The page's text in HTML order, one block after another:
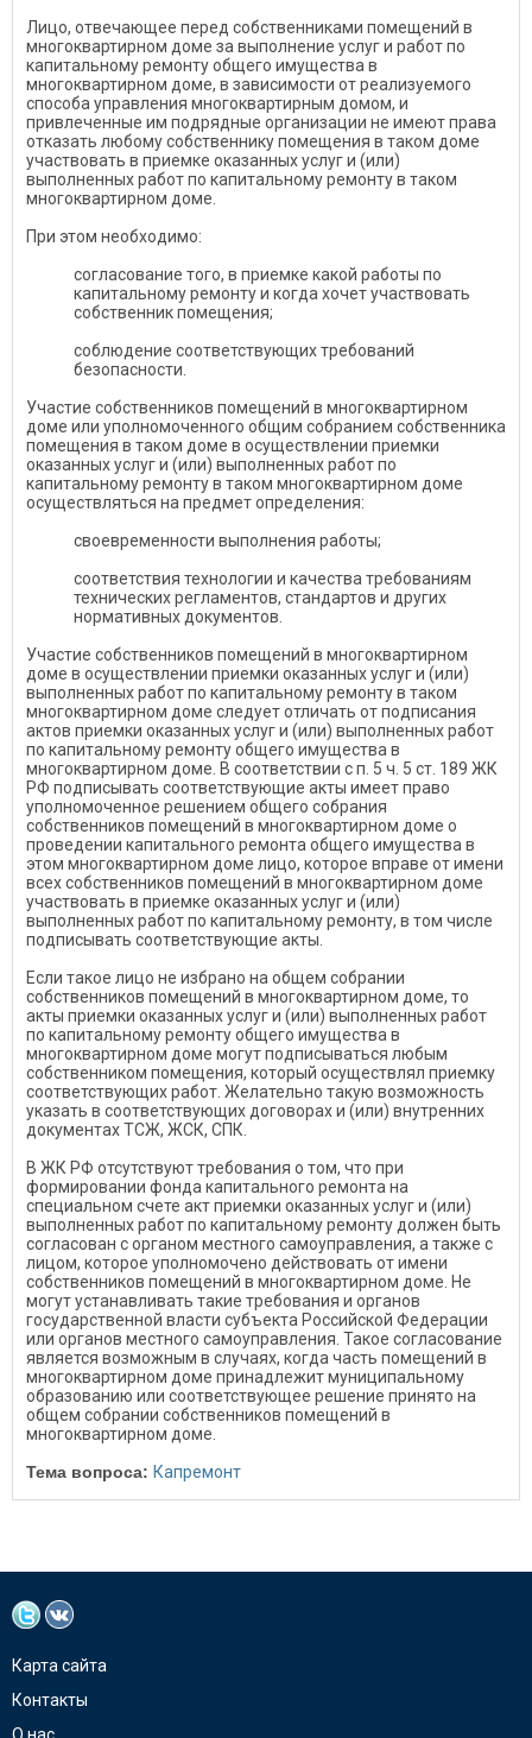
Лицо, отвечающее перед собственниками помещений в
многоквартирном доме за выполнение услуг и работ по
капитальному ремонту общего имущества в
многоквартирном доме, в зависимости от реализуемого
способа управления многоквартирным домом, и
привлеченные им подрядные организации не имеют права
отказать любому собственнику помещения в таком доме
участвовать в приемке оказанных услуг и (или)
выполненных работ по капитальному ремонту в таком
многоквартирном доме.
При этом необходимо:
согласование того, в приемке какой работы по
капитальному ремонту и когда хочет участвовать
собственник помещения;
соблюдение соответствующих требований
безопасности.
Участие собственников помещений в многоквартирном
доме или уполномоченного общим собранием собственника
помещения в таком доме в осуществлении приемки
оказанных услуг и (или) выполненных работ по
капитальному ремонту в таком многоквартирном доме
осуществляться на предмет определения:
своевременности выполнения работы;
соответствия технологии и качества требованиям
технических регламентов, стандартов и других
нормативных документов.
Участие собственников помещений в многоквартирном
доме в осуществлении приемки оказанных услуг и (или)
выполненных работ по капитальному ремонту в таком
многоквартирном доме следует отличать от подписания
актов приемки оказанных услуг и (или) выполненных работ
по капитальному ремонту общего имущества в
многоквартирном доме. В соответствии с п. 5 ч. 5 ст. 189 ЖК
РФ подписывать соответствующие акты имеет право
уполномоченное решением общего собрания
собственников помещений в многоквартирном доме о
проведении капитального ремонта общего имущества в
этом многоквартирном доме лицо, которое вправе от имени
всех собственников помещений в многоквартирном доме
участвовать в приемке оказанных услуг и (или)
выполненных работ по капитальному ремонту, в том числе
подписывать соответствующие акты.
Если такое лицо не избрано на общем собрании
собственников помещений в многоквартирном доме, то
акты приемки оказанных услуг и (или) выполненных работ
по капитальному ремонту общего имущества в
многоквартирном доме могут подписываться любым
собственником помещения, который осуществлял приемку
соответствующих работ. Желательно такую возможность
указать в соответствующих договорах и (или) внутренних
документах ТСЖ, ЖСК, СПК.
В ЖК РФ отсутствуют требования о том, что при
формировании фонда капитального ремонта на
специальном счете акт приемки оказанных услуг и (или)
выполненных работ по капитальному ремонту должен быть
согласован с органом местного самоуправления, а также с
лицом, которое уполномочено действовать от имени
собственников помещений в многоквартирном доме. Не
могут устанавливать такие требования и органов
государственной власти субъекта Российской Федерации
или органов местного самоуправления. Такое согласование
является возможным в случаях, когда часть помещений в
многоквартирном доме принадлежит муниципальному
образованию или соответствующее решение принято на
общем собрании собственников помещений в
многоквартирном доме.
Тема вопроса: Капремонт
Карта сайта
Контакты